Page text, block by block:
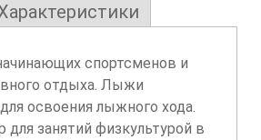
спортсменов и
отдыха. Лыжи
освоения лыжного хода.
занятий физкультурой в